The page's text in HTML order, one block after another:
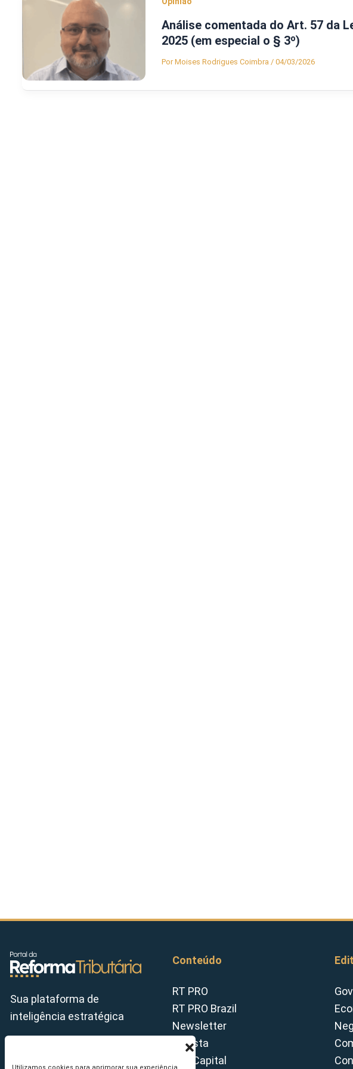
Análise comentada do Art. 57 da
2025 (em especial o § 3º)
PorMoises Rodrigues Coimbra / 04/03/2026
Sua plataforma de
inteligência estratégica
Conteúdo
RT PRO
RT PRO Brazil
Newsletter
Revista
Tax Capital